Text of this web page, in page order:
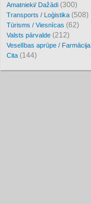
Amatnieki/ Dažādi (300)
Transports / Loģistika (508)
Tūrisms / Viesnīcas (62)
Valsts pārvalde (212)
Veselības aprūpe / Farmācija
Cita (144)